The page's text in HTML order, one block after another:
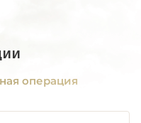
операция